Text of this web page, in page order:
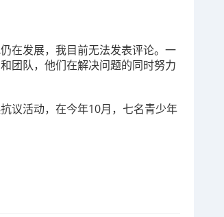
在发展，我目前无法发表评论。 一
团队，他们在解决问题的同时努力
议活动，在今年10月，七名青少年